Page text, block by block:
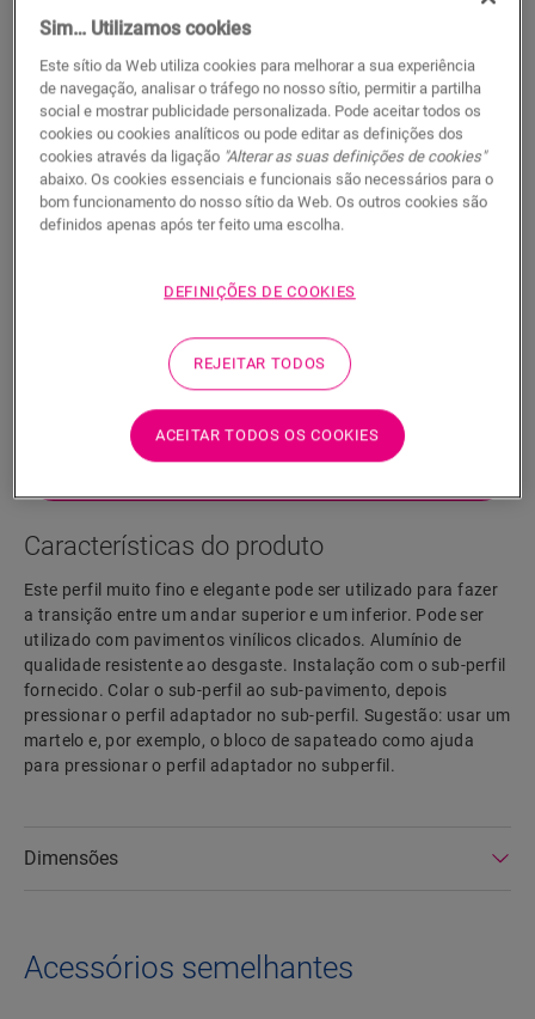
Perfil adaptador - Clay
ACESSÓRIOS PARA VINIL PERFIL ADAPTADOR NEVADPCLAY
Respeita as juntas de expansão
Características do produto
Este perfil muito fino e elegante pode ser utilizado para fazer
a transição entre um andar superior e um inferior. Pode ser
utilizado com pavimentos vinílicos clicados. Alumínio de
qualidade resistente ao desgaste. Instalação com o sub-perfil
fornecido. Colar o sub-perfil ao sub-pavimento, depois
pressionar o perfil adaptador no sub-perfil. Sugestão: usar um
martelo e, por exemplo, o bloco de sapateado como ajuda
para pressionar o perfil adaptador no subperfil.
Dimensões
Acessórios semelhantes
Sim… Utilizamos cookies
Este sítio da Web utiliza cookies para melhorar a sua experiência
de navegação, analisar o tráfego no nosso sítio, permitir a partilha
social e mostrar publicidade personalizada. Pode aceitar todos os
cookies ou cookies analíticos ou pode editar as definições dos
cookies através da ligação "Alterar as suas definições de cookies"
abaixo. Os cookies essenciais e funcionais são necessários para o
bom funcionamento do nosso sítio da Web. Os outros cookies são
definidos apenas após ter feito uma escolha.
DEFINIÇÕES DE COOKIES
REJEITAR TODOS
ACEITAR TODOS OS COOKIES